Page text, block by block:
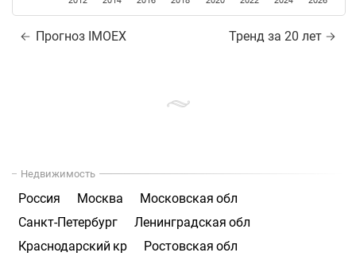
Прогноз IMOEX Тренд за 20 лет
Недвижимость
Россия Москва
Московская обл
Санкт-Петербург
Ленинградская обл
Краснодарский кр
Ростовская обл